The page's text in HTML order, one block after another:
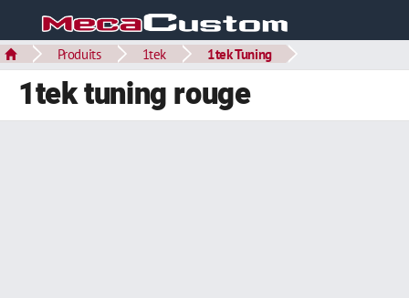
Produits 1tek 1tek Tuning
1tek tuning rouge